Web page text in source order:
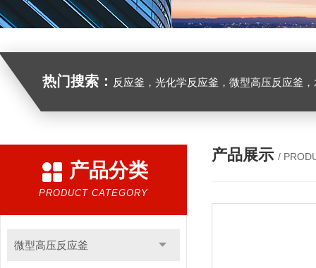
热门搜索： 反应釜，光化学反应釜，微型高压反应釜
产品分类
PRODUCT CATEGORY
微型高压反应釜
产品展示 /